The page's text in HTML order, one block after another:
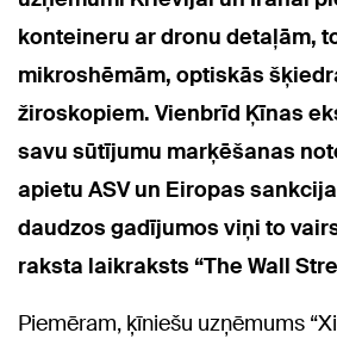
konteineru ar dronu detaļām,
mikroshēmām, optiskās
žiroskopiem. Vienbrīd Ķīnas
savu sūtījumu marķēšanas
apietu ASV un Eiropas
daudzos gadījumos viņi to
raksta laikraksts “The Wall
Piemēram, ķīniešu uzņēmums